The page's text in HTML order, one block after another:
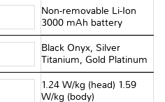
Non-removable Li-Ion
3000 mAh battery
Black Onyx, Silver
Titanium, Gold Platinum
1.24 W/kg (head) 1.59
W/kg (body)